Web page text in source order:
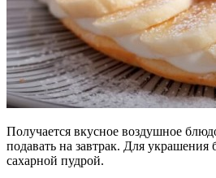
Получается вкусное воздушное
подавать на завтрак. Для
сахарной пудрой.